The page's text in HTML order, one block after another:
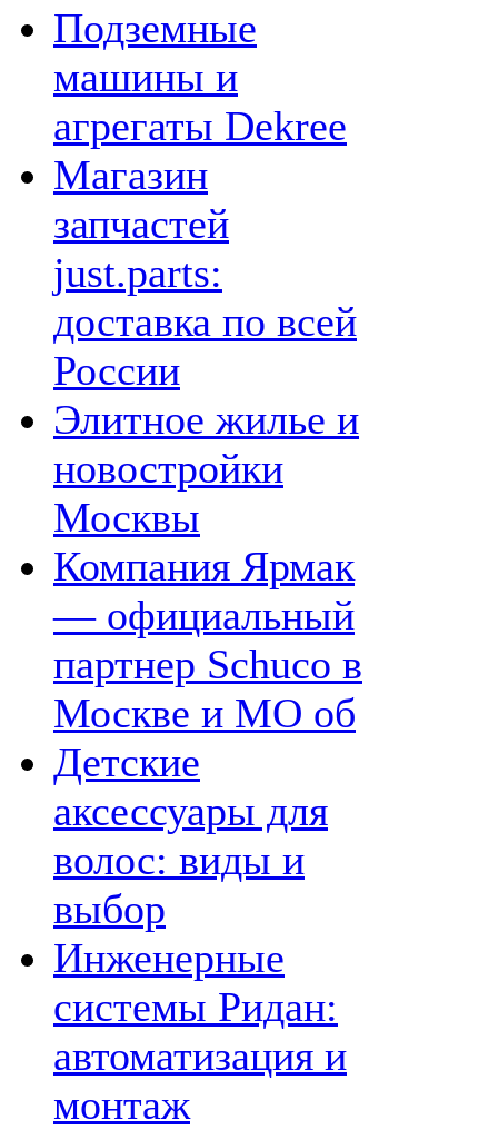
Подземные
машины и
агрегаты Dekree
Магазин
запчастей
just.parts:
доставка по всей
России
Элитное жилье и
новостройки
Москвы
Компания Ярмак
— официальный
партнер Schuco в
Москве и МО об
Детские
аксессуары для
волос: виды и
выбор
Инженерные
системы Ридан:
автоматизация и
монтаж